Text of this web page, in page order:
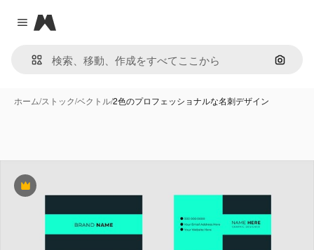
Close menu
Magnific
画像で
ホーム/ストック/ベクトル/2色のプロフェッショナルな名刺デザイン
Premium